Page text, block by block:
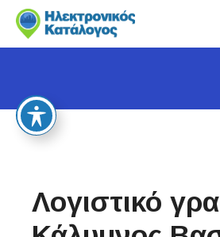
i
Λογιστικό